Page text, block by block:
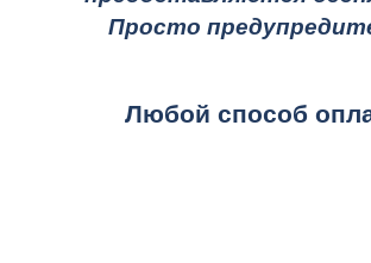
Просто
Любой способ